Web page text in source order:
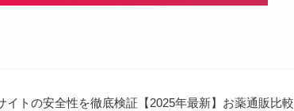
イトの安全性を徹底検証【2025年最新】お薬通販比較